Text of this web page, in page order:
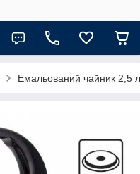
Емальований чайник 2,5